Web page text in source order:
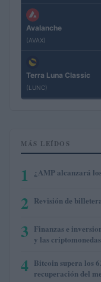
Avalanche
(AVAX)
Terra Luna Classic
(LUNC)
MÁS LEÍDOS
1 ¿AMP alcanzará
2 Revisión de
3 Finanzas e
y las criptomonedas
4 Bitcoin supera los
recuperación del